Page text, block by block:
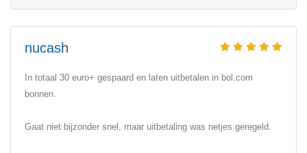
nucash
In totaal 30 euro+ gespaard en laten uitbetalen in bol.com
bonnen.
Gaat niet bijzonder snel, maar uitbetaling was netjes geregeld.